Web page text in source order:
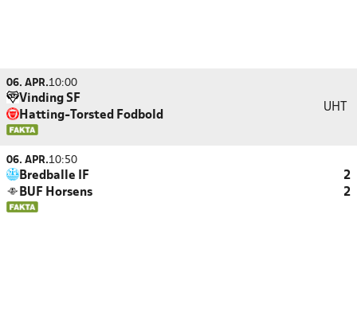
06. APR.10:00
Vinding SF
Hatting-Torsted Fodbold
UHT
06. APR.10:50
Bredballe IF
2
BUF Horsens
2